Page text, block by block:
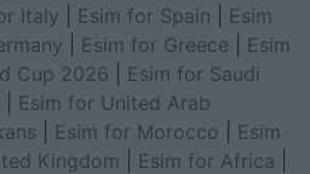
Italy Esim for Spain
Esim
Esim for Greece
Esim
Cup 2026
Esim for Saudi
Esim for United Arab
Esim for Morocco
Esim
Kingdom Esim for Africa